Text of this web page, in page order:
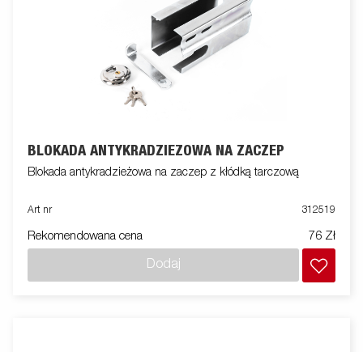
BLOKADA ANTYKRADZIEŻOWA NA ZACZEP
Blokada antykradzieżowa na zaczep z kłódką tarczową
Art nr 312519
Rekomendowana cena 76 Zł
Dodaj